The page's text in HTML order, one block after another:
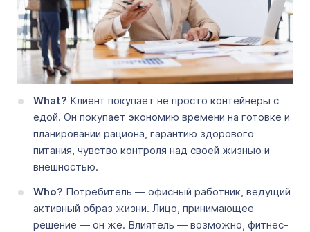
What? Клиент покупает не просто контейнеры с
едой. Он покупает экономию времени на готовке и
планировании рациона, гарантию здорового
питания, чувство контроля над своей жизнью и
внешностью.
Who? Потребитель — офисный работник, ведущий
активный образ жизни. Лицо, принимающее
решение — он же. Влиятель — возможно, фитнес-